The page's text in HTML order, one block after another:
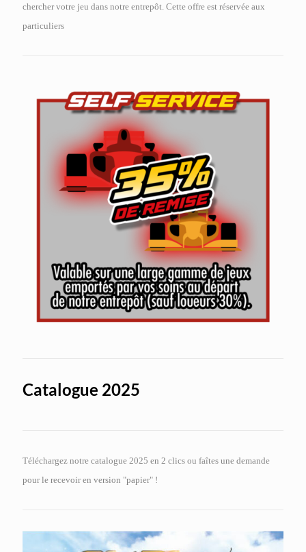
chercher votre jeu dans notre entrepôt. Cette offre est réservée aux
particuliers
Catalogue 2025
Téléchargez notre catalogue 2025 en 2 clics ou faîtes une demande
pour le recevoir en version "papier" !